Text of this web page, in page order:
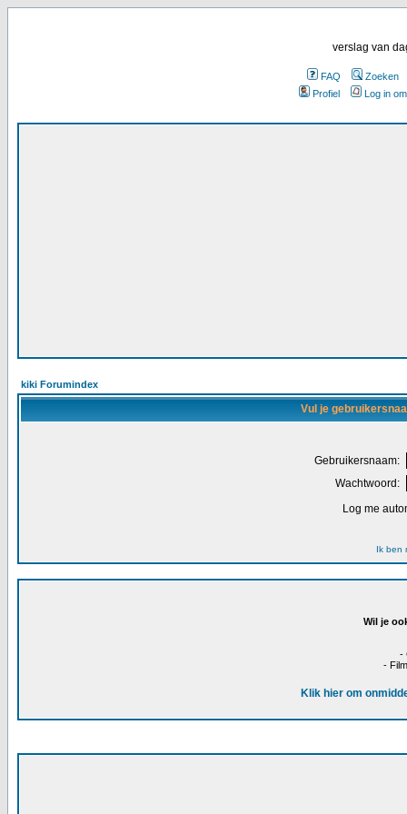
verslag van
FAQ
Zoeken
Profiel
Log in
kiki Forumindex
Vul je
Gebruikersnaam:
Wachtwoord:
Log me
Ik ben
Wil je
-
-
Klik hier om